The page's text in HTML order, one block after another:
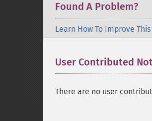
Found A Problem?
Learn How To Improve This
User Contributed
There are no user